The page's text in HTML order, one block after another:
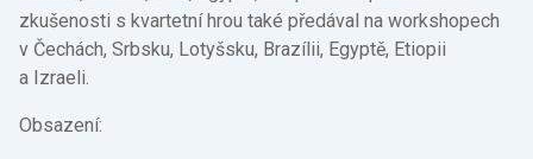
zkušenosti s kvartetní hrou také předával na workshopech
v Čechách, Srbsku, Lotyšsku, Brazílii, Egyptě, Etiopii
a Izraeli.
Obsazení: